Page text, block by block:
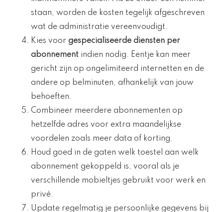
staan, worden de kosten tegelijk afgeschreven
wat de administratie vereenvoudigt.
Kies voor gespecialiseerde diensten per
abonnement indien nodig. Eentje kan meer
gericht zijn op ongelimiteerd internetten en de
andere op belminuten, afhankelijk van jouw
behoeften.
Combineer meerdere abonnementen op
hetzelfde adres voor extra maandelijkse
voordelen zoals meer data of korting.
Houd goed in de gaten welk toestel aan welk
abonnement gekoppeld is, vooral als je
verschillende mobieltjes gebruikt voor werk en
privé.
Update regelmatig je persoonlijke gegevens bij